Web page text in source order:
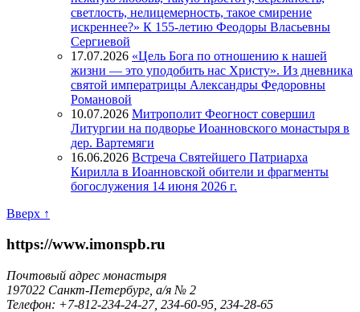
светлость, нелицемерность, такое смирение
искреннее?» К 155-летию Феодоры Власьевны
Сергиевой
17.07.2026 «Цель Бога по отношению к нашей
жизни — это уподобить нас Христу». Из дневника
святой императрицы Александры Федоровны
Романовой
10.07.2026 Митрополит Феогност совершил
Литургии на подворье Иоанновского монастыря в
дер. Вартемяги
16.06.2026 Встреча Святейшего Патриарха
Кирилла в Иоанновской обители и фрагменты
богослужения 14 июня 2026 г.
Вверх ↑
https://www.imonspb.ru
Почтовый адрес монастыря
197022 Санкт-Петербург, а/я № 2
Телефон: +7-812-234-24-27, 234-60-95, 234-28-65